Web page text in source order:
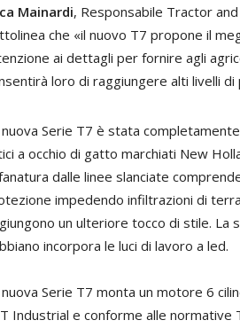
Mainardi, Responsabile Tractor
che «il nuovo T7 propone il
ai dettagli per fornire agli
loro di raggiungere alti livelli
nuova Serie T7 è stata
a occhio di gatto marchiati New
dalle linee slanciate
impedendo infiltrazioni di
un ulteriore tocco di stile.
incorpora le luci di lavoro a led.
nuova Serie T7 monta un motore 6
Industrial e conforme alle